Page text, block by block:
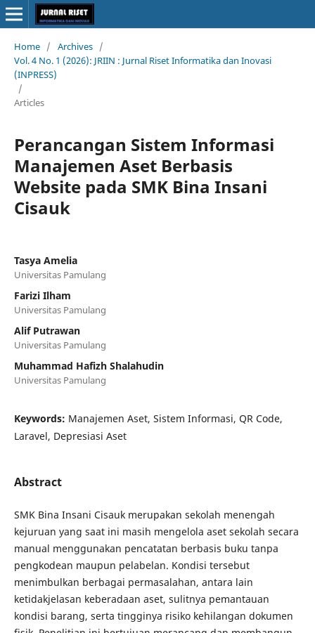
Home / Archives /
Vol. 4 No. 1 (2026): JRIIN : Jurnal Riset Informatika dan Inovasi
(INPRESS)
/
Articles
Perancangan Sistem Informasi
Manajemen Aset Berbasis
Website pada SMK Bina Insani
Cisauk
Tasya Amelia
Universitas Pamulang
Farizi Ilham
Universitas Pamulang
Alif Putrawan
Universitas Pamulang
Muhammad Hafizh Shalahudin
Universitas Pamulang
Keywords: Manajemen Aset, Sistem Informasi, QR Code,
Laravel, Depresiasi Aset
Abstract
SMK Bina Insani Cisauk merupakan sekolah menengah
kejuruan yang saat ini masih mengelola aset sekolah secara
manual menggunakan pencatatan berbasis buku tanpa
pengkodean maupun pelabelan. Kondisi tersebut
menimbulkan berbagai permasalahan, antara lain
ketidakjelasan keberadaan aset, sulitnya pemantauan
kondisi barang, serta tingginya risiko kehilangan dokumen